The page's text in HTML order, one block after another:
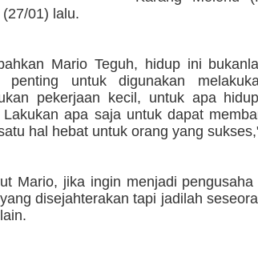
01) lalu.
Mario Teguh, hidup ini
penting untuk digunakan
pekerjaan kecil, untuk apa
Lakukan apa saja untuk dapat
hal hebat untuk orang yang
Mario, jika ingin menjadi
disejahterakan tapi jadilah